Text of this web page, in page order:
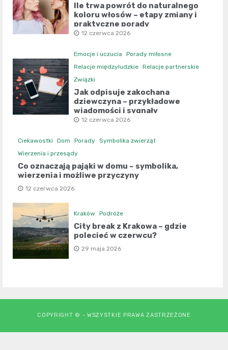
Ile trwa powrót do naturalnego
koloru włosów – etapy zmiany i
praktyczne porady
12 czerwca 2026
Emocje i uczucia
Porady miłosne
Relacje międzyludzkie Relacje partnerskie
Związki
Jak odpisuje zakochana
dziewczyna – przykładowe
wiadomości i sygnały
12 czerwca 2026
Ciekawostki Dom Porady Symbolika zwierząt
Wierzenia i przesądy
Co oznaczają pająki w domu – symbolika,
wierzenia i możliwe przyczyny
12 czerwca 2026
Kraków Podróże
City break z Krakowa – gdzie
polecieć w czerwcu?
29 maja 2026
COPYRIGHT © - WSZYSTKIE PRAWA ZASTRZEŻONE